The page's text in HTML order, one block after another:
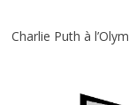
Charlie Puth à
Festival Triptyque :
Hellfest 2026